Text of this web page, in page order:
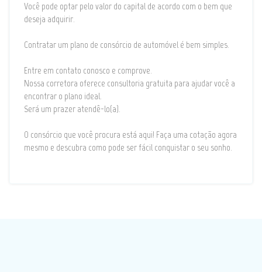
Você pode optar pelo valor do capital de acordo com o bem que
deseja adquirir.
Contratar um plano de consórcio de automóvel é bem simples.
Entre em contato conosco e comprove.
Nossa corretora oferece consultoria gratuita para ajudar você a
encontrar o plano ideal.
Será um prazer atendê-lo(a).
O consórcio que você procura está aqui! Faça uma cotação agora
mesmo e descubra como pode ser fácil conquistar o seu sonho.